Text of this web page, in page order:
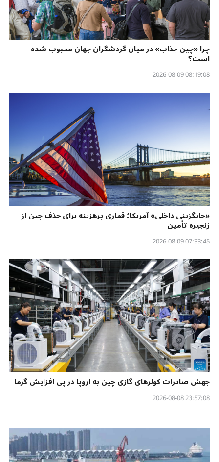
چرا «چین جذاب» در میان گردشگران جهان محبوب شده
است؟
08:19:08 2026-08-09
«جایگزینی داخلی» آمریکا؛ قماری پرهزینه برای حذف چین از
زنجیره تأمین
07:33:45 2026-08-09
جهش صادرات کولرهای گازی چین به اروپا در پی افزایش گرما
23:57:08 2026-08-08